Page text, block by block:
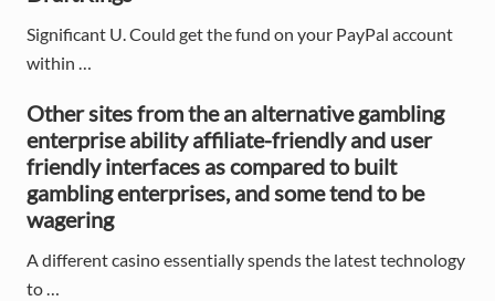
S
i
d
e
b
a
r
Significant U. Could get the fund on your PayPal account
within …
Other sites from the an alternative gambling
enterprise ability affiliate-friendly and user
friendly interfaces as compared to built
gambling enterprises, and some tend to be
wagering
A different casino essentially spends the latest technology
to …